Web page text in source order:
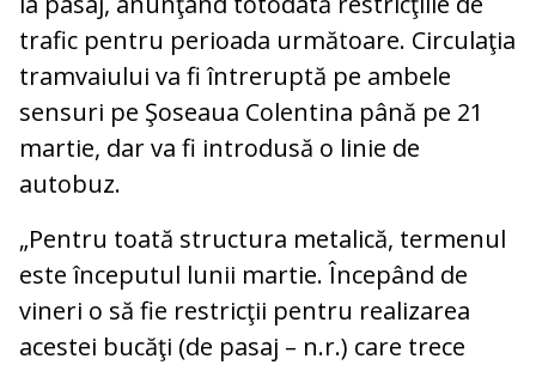
trafic pentru perioada următoare. Circulaţia
tramvaiului va fi întreruptă pe ambele
sensuri pe Şoseaua Colentina până pe 21
martie, dar va fi introdusă o linie de
autobuz.
„Pentru toată structura metalică, termenul
este începutul lunii martie. Începând de
vineri o să fie restricţii pentru realizarea
acestei bucăţi (de pasaj – n.r.) care trece